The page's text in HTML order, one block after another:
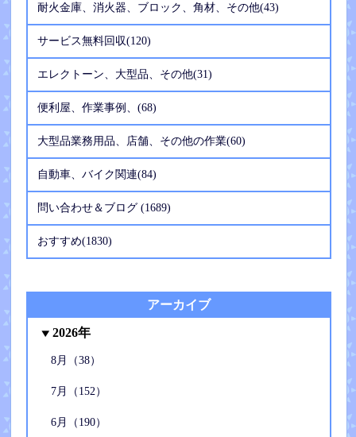
耐火金庫、消火器、ブロック、角材、その他(43)
サービス無料回収(120)
エレクトーン、大型品、その他(31)
便利屋、作業事例、(68)
大型品業務用品、店舗、その他の作業(60)
自動車、バイク関連(84)
問い合わせ＆ブログ (1689)
おすすめ(1830)
アーカイブ
2026年
8月（38）
7月（152）
6月（190）